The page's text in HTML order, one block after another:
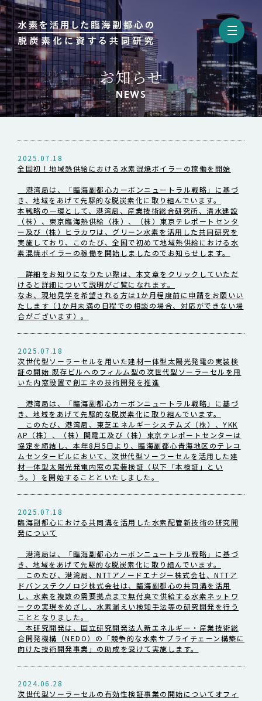
お知らせ
NEWS
2025.07.18
全国初！地域熱供給における水素混焼ボイラーの稼働を開始
港湾局は、「臨海副都心カーボンニュートラル戦略」に基づ
き、地域をあげて先駆的な脱炭素化に取り組んでいます。
本戦略の一環として、港湾局、産業技術総合研究所、清水建設
（株）、東京臨海熱供給（株）、（株）東京テレポートセンタ
ー及び（株）ヒラカワは、グリーン水素を活用した共同研究を
実施しており、このたび、全国で初めて地域熱供給における水
素混焼ボイラーの稼働を開始しましたのでお知らせします。
詳細をお知りになりたい際は、本文章をクリックしていただ
けると詳細について説明がご覧になれます。
なお、現地見学を希望される方は1か月程度前に申請をお願いい
たします（1か月未満の日程での相談の場合、対応ができない場
合がございます）。
2025.07.18
次世代型ソーラーセルを用いた建材一体型太陽光発電の実装検
証の開始 既存ビルへのフィルム型の次世代型ソーラーセルを用
いた内窓設置で創エネの技術開発を推進
港湾局は、「臨海副都心カーボンニュートラル戦略」に基づ
き、地域をあげて先駆的な脱炭素化に取り組んでいます。
このたび、港湾局、東芝エネルギーシステムズ（株）、YKK
AP（株）、（株）関電工及び（株）東京テレポートセンターは
協定を締結し、本年8月5日より、臨海副都心青海地区のテレコ
ムセンタービルにおいて、次世代型ソーラーセルを活用した建
材一体型太陽光発電内窓の実装検証（以下「本検証」とい
う。）を開始することといたしました。
2025.07.18
臨海副都心における共同溝を活用した水素配管新技術の研究開
発について
港湾局は、「臨海副都心カーボンニュートラル戦略」に基づ
き、地域をあげて先駆的な脱炭素化に取り組んでいます。
このたび、港湾局、NTTアノードエナジー株式会社、NTTア
ドバンステクノロジ株式会社は、臨海副都心の共同溝を活用
し、水素を複数の需要拠点まで無付臭で供給する水素ネットワ
ークの実現をめざし、水素漏えい検知手法等の研究開発を行う
こととなりました。
本研究開発は、国立研究開発法人新エネルギー・産業技術総
合開発機構（NEDO）の「競争的な水素サプライチェーン構築に
向けた技術開発事業」の助成を受けて実施します。
2024.06.28
次世代型ソーラーセルの有効性検証事業の開始についてオフィ
TOP
事業紹介
お問い合わせ